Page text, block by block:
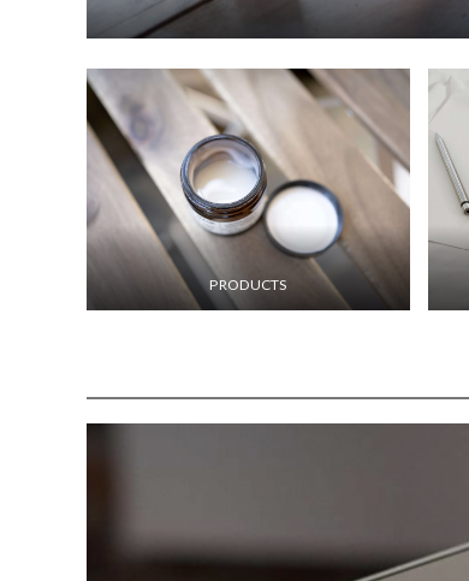
PRODUCTS